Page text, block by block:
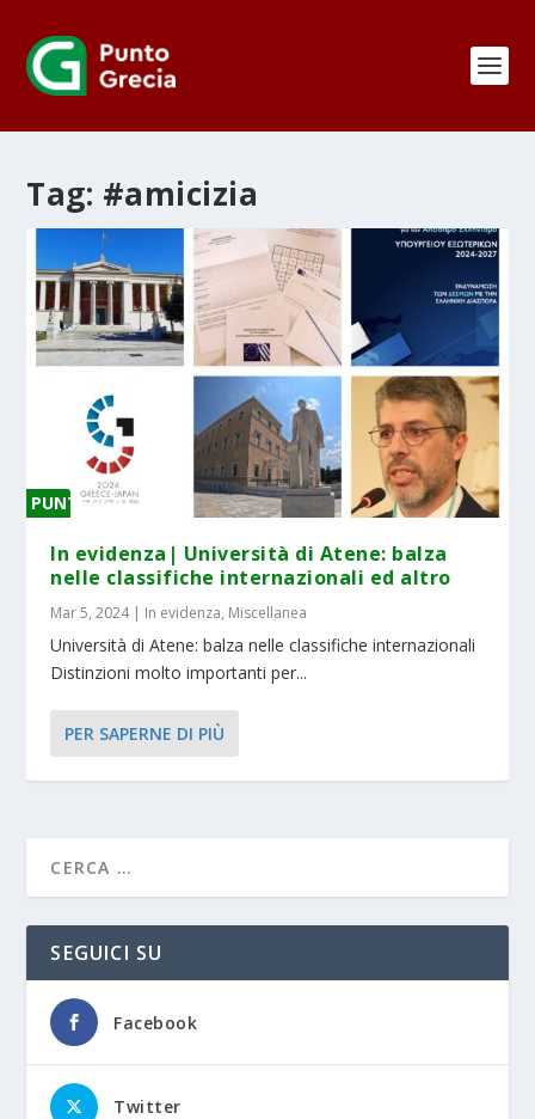
Tag: #amicizia
PUNTEGGIO
In evidenza| Università di Atene: balza
nelle classifiche internazionali ed altro
Mar 5, 2024| In evidenza, Miscellanea
Università di Atene: balza nelle classifiche internazionali
Distinzioni molto importanti per...
PER SAPERNE DI PIÙ
SEGUICI SU
Facebook
Twitter